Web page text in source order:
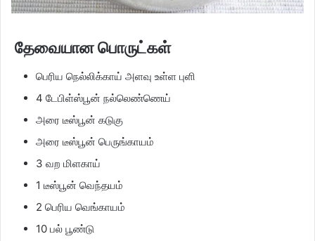
தேவையான பொருட்கள்
பெரிய நெல்லிக்காய் அளவு உள்ள புளி
4 டேபிள்ஸ்பூன் நல்லெண்ணெய்
அரை டீஸ்பூன் கடுகு
அரை டீஸ்பூன் பெருங்காயம்
3 வற மிளகாய்
1 டீஸ்பூன் வெந்தயம்
2 பெரிய வெங்காயம்
10 பல் பூண்டு